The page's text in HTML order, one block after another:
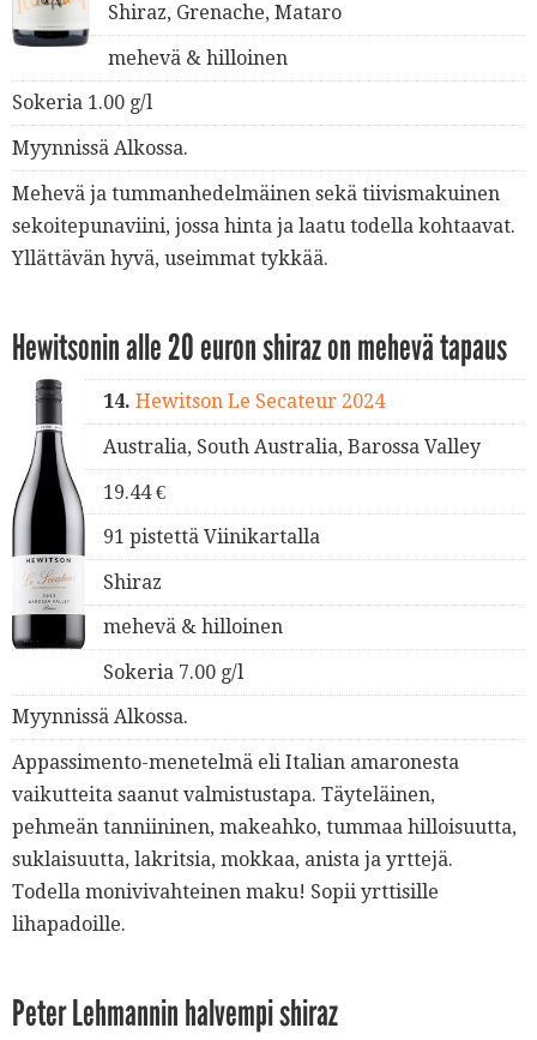
Shiraz, Grenache, Mataro
mehevä & hilloinen
Sokeria 1.00 g/l
Myynnissä Alkossa.
Mehevä ja tummanhedelmäinen sekä tiivismakuinen
sekoitepunaviini, jossa hinta ja laatu todella kohtaavat.
Yllättävän hyvä, useimmat tykkää.
Hewitsonin alle 20 euron shiraz on mehevä tapaus
14. Hewitson Le Secateur 2024
Australia, South Australia, Barossa Valley
19.44 €
91 pistettä Viinikartalla
Shiraz
mehevä & hilloinen
Sokeria 7.00 g/l
Myynnissä Alkossa.
Appassimento-menetelmä eli Italian amaronesta
vaikutteita saanut valmistustapa. Täyteläinen,
pehmeän tanniininen, makeahko, tummaa hilloisuutta,
suklaisuutta, lakritsia, mokkaa, anista ja yrttejä.
Todella monivivahteinen maku! Sopii yrttisille
lihapadoille.
Peter Lehmannin halvempi shiraz